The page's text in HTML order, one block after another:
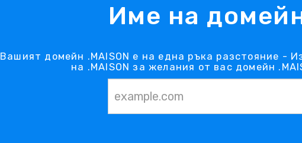
Име на
Вашият домейн .MAISON е на една ръка разстояние -
на .MAISON за желания от вас домейн